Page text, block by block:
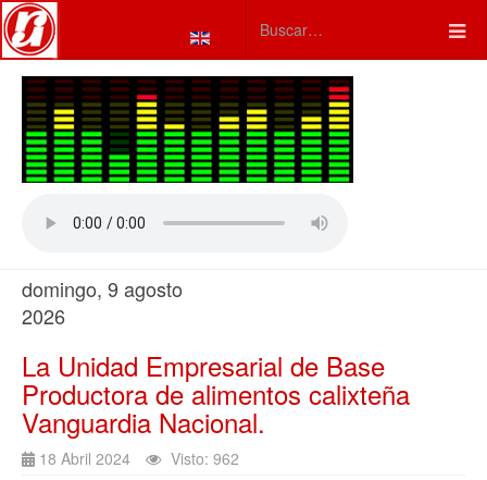
Seleccione su idioma
Type 2 or more characters
domingo, 9 agosto
2026
La Unidad Empresarial de Base
Productora de alimentos calixteña
Vanguardia Nacional.
18 Abril 2024 Visto: 962